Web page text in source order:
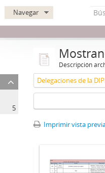
Navegar
5
Descripción
Delegaciones de la
Imprimir vista